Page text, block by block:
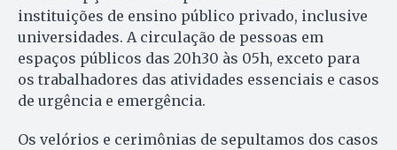
instituições de ensino público privado, inclusive
universidades. A circulação de pessoas em
espaços públicos das 20h30 às 05h, exceto para
os trabalhadores das atividades essenciais e casos
de urgência e emergência.
Os velórios e cerimônias de sepultamos dos casos